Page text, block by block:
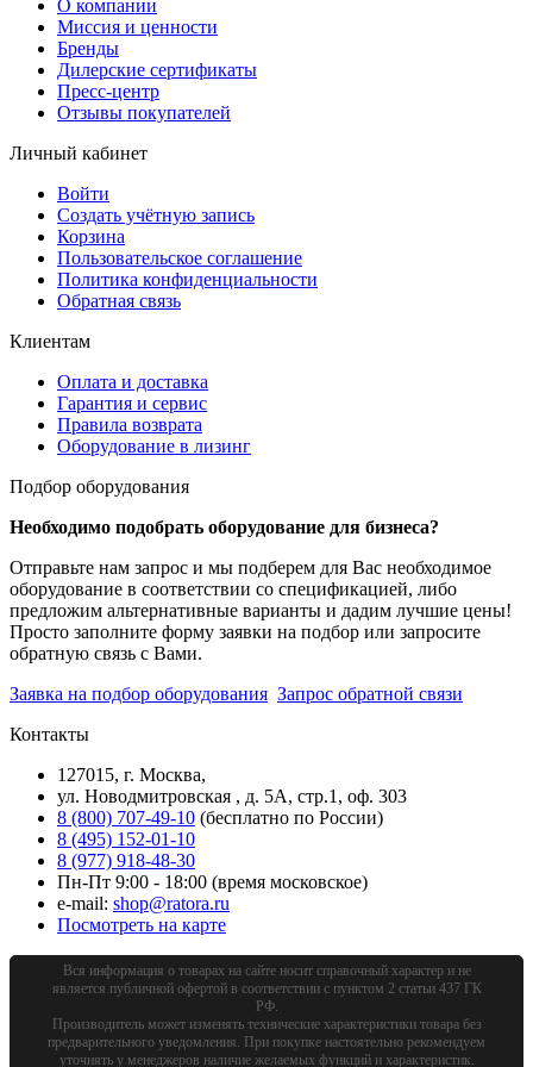
О компании
Миссия и ценности
Бренды
Дилерские сертификаты
Пресс-центр
Отзывы покупателей
Личный кабинет
Войти
Создать учётную запись
Корзина
Пользовательское соглашение
Политика конфиденциальности
Обратная связь
Клиентам
Оплата и доставка
Гарантия и сервис
Правила возврата
Оборудование в лизинг
Подбор оборудования
Необходимо подобрать оборудование для бизнеса?
Отправьте нам запрос и мы подберем для Вас необходимое
оборудование в соответствии со спецификацией, либо
предложим альтернативные варианты и дадим лучшие цены!
Просто заполните форму заявки на подбор или запросите
обратную связь с Вами.
Заявка на подбор оборудования Запрос обратной связи
Контакты
127015, г. Москва,
ул. Новодмитровская , д. 5А, стр.1, оф. 303
8 (800) 707-49-10 (бесплатно по России)
8 (495) 152-01-10
8 (977) 918-48-30
Пн-Пт 9:00 - 18:00 (время московское)
e-mail: shop@ratora.ru
Посмотреть на карте
Вся информация о товарах на сайте носит справочный характер и не
является публичной офертой в соответствии с пунктом 2 статьи 437 ГК
РФ.
Производитель может изменять технические характеристики товара без
предварительного уведомления. При покупке настоятельно рекомендуем
уточнять у менеджеров наличие желаемых функций и характеристик.